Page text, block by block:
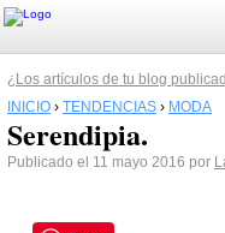
¿Los artículos de tu blog
INICIO › TENDENCIAS › MODA
Serendipia.
Publicado el 11 mayo 2016 por